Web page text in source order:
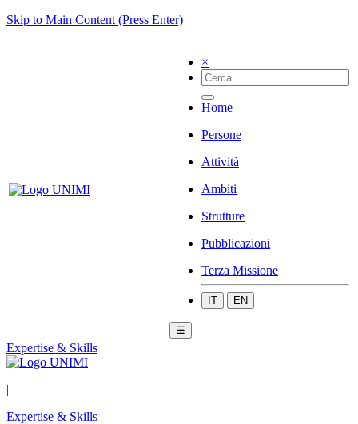
Skip to Main Content (Press Enter)
×
Home
Persone
Attività
Ambiti
Strutture
Pubblicazioni
Terza Missione
IT EN
☰
Expertise & Skills
|
Expertise & Skills